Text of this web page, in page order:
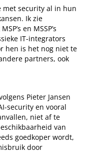
met security al in hun
Ik zie
en MSSP’s
IT-integrators
hen is het nog niet te
partners, ook
Pieter Jansen
security en vooral
niet af te
van
goedkoper wordt,
door